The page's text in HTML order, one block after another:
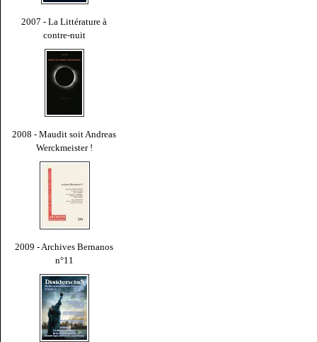
2007 - La Littérature à
contre-nuit
2008 - Maudit soit Andreas
Werckmeister !
2009 - Archives Bernanos
n°11